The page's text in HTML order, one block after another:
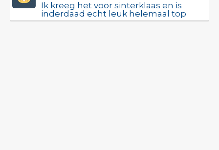
Ik kreeg het voor sinterklaas en is
inderdaad echt leuk helemaal top